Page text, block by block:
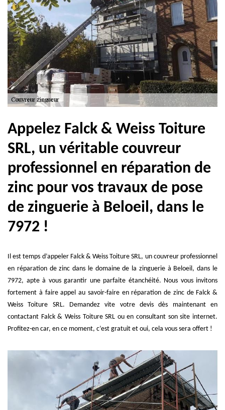
Appelez Falck & Weiss Toiture
SRL, un véritable couvreur
professionnel en réparation de
zinc pour vos travaux de pose
de zinguerie à Beloeil, dans le
7972 !
Il est temps d’appeler Falck & Weiss Toiture SRL, un couvreur professionnel
en réparation de zinc dans le domaine de la zinguerie à Beloeil, dans le
7972, apte à vous garantir une parfaite étanchéité. Nous vous invitons
fortement à faire appel au savoir-faire en réparation de zinc de Falck &
Weiss Toiture SRL. Demandez vite votre devis dès maintenant en
contactant Falck & Weiss Toiture SRL ou en consultant son site internet.
Profitez-en car, en ce moment, c’est gratuit et oui, cela vous sera offert !